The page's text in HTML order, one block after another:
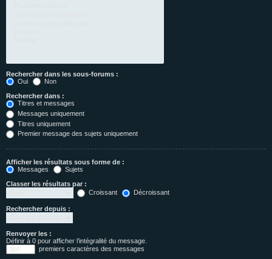
Rechercher dans les sous-forums :
Oui
Non
Rechercher dans :
Titres et messages
Messages uniquement
Titres uniquement
Premier message des sujets uniquement
Afficher les résultats sous forme de :
Messages
Sujets
Classer les résultats par :
Croissant
Décroissant
Rechercher depuis :
Renvoyer les :
Définir à 0 pour afficher l’intégralité du message.
premiers caractères des messages